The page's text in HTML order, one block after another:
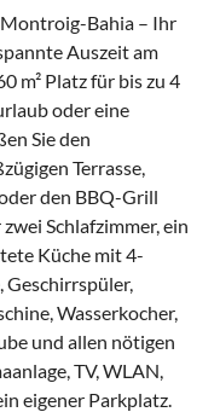
Bahia – Ihr
Auszeit am
m² Platz für bis zu 4
oder eine
Sie den
Terrasse,
den BBQ-Grill
Schlafzimmer, ein
Küche mit 4-
Wasserkocher,
und allen nötigen
TV, WLAN,
eigener Parkplatz.